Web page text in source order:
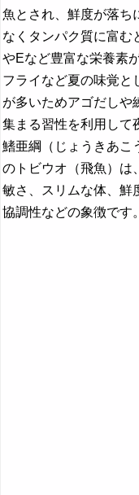
・・・
『な行』の夢
『は』から始まる夢
『ひ』から始まる夢
『ふ～ほ』の夢
『ま行』の夢
『や行』の夢
魚とされ、鮮度が落ち
なくタンパク質に富む
やEなど豊富な栄養素
フライなど夏の味覚と
が多いためアゴだしや
集まる習性を利用して
鰭亜綱（じょうきあこ
のトビウオ（飛魚）は
敏さ、スリムな体、鮮
協調性などの象徴です。